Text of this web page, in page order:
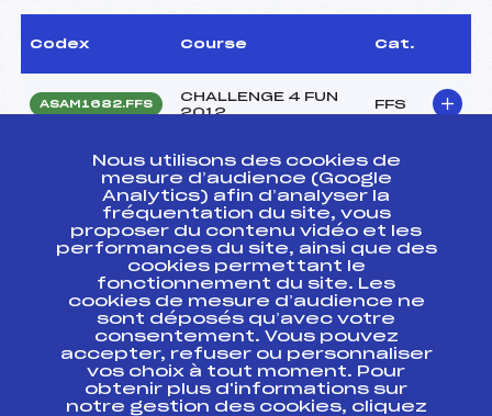
Codex Course Cat.
ASAM1682.FFS
CHALLENGE 4 FUN
2012
FFS
ASAM1681.FFS
CHALLENGE 4 FUN
2012
FFS
AIFM0052.FFS
CHALLENGE BNP-
PARIBAS 2012
HOMMES
FFS
AIFM0051.FFS
CHALLENGE BNP-
PARIBAS 2012
HOMMES
AIFM0151.FFS
13EME CHALLENGE
JEAN LAVIGNE –
SLALOM HOMMES
FFS
Nous utilisons des cookies de
mesure d’audience (Google
Analytics) afin d’analyser la
fréquentation du site, vous
proposer du contenu vidéo et les
performances du site, ainsi que des
cookies permettant le
fonctionnement du site. Les
cookies de mesure d’audience ne
sont déposés qu’avec votre
consentement. Vous pouvez
accepter, refuser ou personnaliser
vos choix à tout moment. Pour
obtenir plus d'informations sur
notre gestion des cookies, cliquez